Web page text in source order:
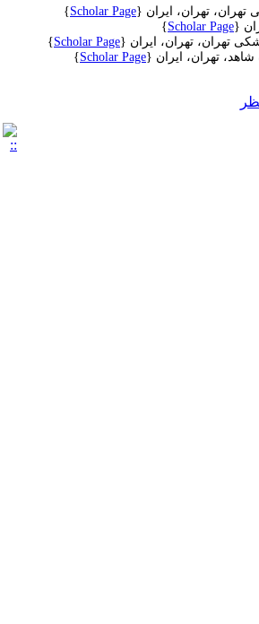
تهران، ایران {
Scholar Page
}
{
Scholar Page
}
تهران، تهران، ایران {
Scholar Page
}
تهران، ایران {
Scholar Page
}